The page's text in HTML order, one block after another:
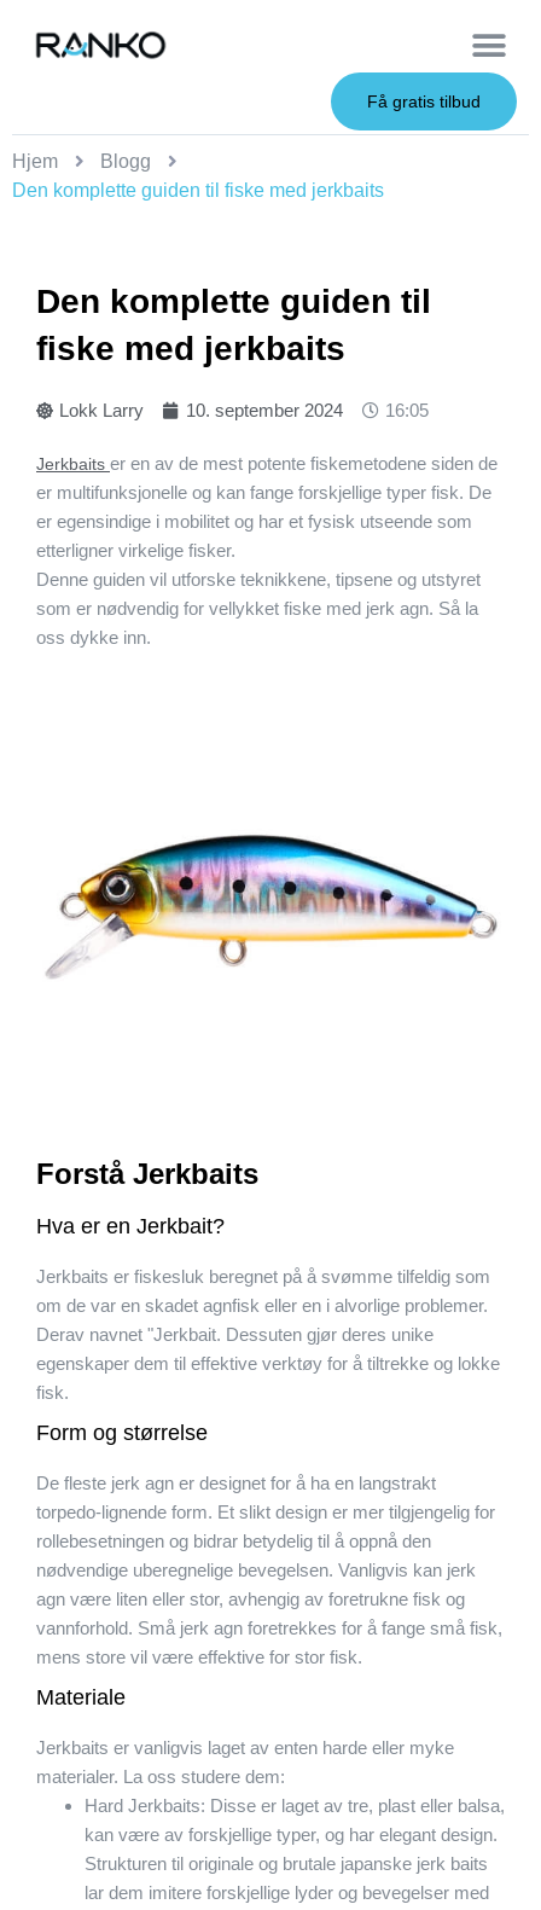
Få gratis tilbud
Hjem
Blogg
Den komplette guiden til fiske med jerkbaits
Den komplette guiden til
fiske med jerkbaits
Lokk Larry 10. september 2024 16:05
Jerkbaits er en av de mest potente fiskemetodene siden de
er multifunksjonelle og kan fange forskjellige typer fisk. De
er egensindige i mobilitet og har et fysisk utseende som
etterligner virkelige fisker.
Denne guiden vil utforske teknikkene, tipsene og utstyret
som er nødvendig for vellykket fiske med jerk agn. Så la
oss dykke inn.
Forstå Jerkbaits
Hva er en Jerkbait?
Jerkbaits er fiskesluk beregnet på å svømme tilfeldig som
om de var en skadet agnfisk eller en i alvorlige problemer.
Derav navnet "Jerkbait. Dessuten gjør deres unike
egenskaper dem til effektive verktøy for å tiltrekke og lokke
fisk.
Form og størrelse
De fleste jerk agn er designet for å ha en langstrakt
torpedo-lignende form. Et slikt design er mer tilgjengelig for
rollebesetningen og bidrar betydelig til å oppnå den
nødvendige uberegnelige bevegelsen. Vanligvis kan jerk
agn være liten eller stor, avhengig av foretrukne fisk og
vannforhold. Små jerk agn foretrekkes for å fange små fisk,
mens store vil være effektive for stor fisk.
Materiale
Jerkbaits er vanligvis laget av enten harde eller myke
materialer. La oss studere dem:
Hard Jerkbaits: Disse er laget av tre, plast eller balsa,
kan være av forskjellige typer, og har elegant design.
Strukturen til originale og brutale japanske jerk baits
lar dem imitere forskjellige lyder og bevegelser med